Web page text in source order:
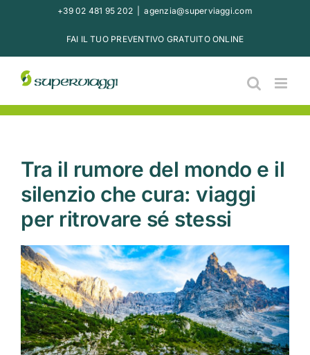
+39 02 481 95 202 agenzia@superviaggi.com
FAI IL TUO PREVENTIVO GRATUITO ONLINE
Tra il rumore del mondo e il
silenzio che cura: viaggi
per ritrovare sé stessi
Ingrandisci
immagine